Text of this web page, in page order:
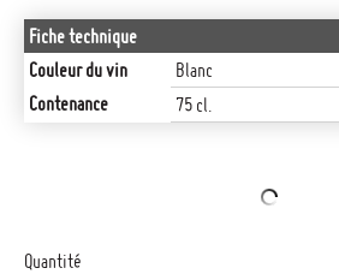
Fiche technique
Couleur du vin
Blanc
Contenance
75 cl.
Quantité